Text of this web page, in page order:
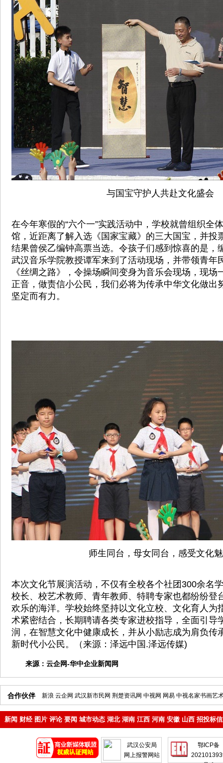
与国宝守护人共赴文化盛会
在今年寒假的“六个一”实践活动中，学校就曾组织全
馆，近距离了解入选《国家宝藏》的三大国宝，并投
结果曾侯乙编钟高票当选。令孩子们感到惊喜的是，
武汉音乐学院教授谭军来到了活动现场，并带领青年
《丝绸之路》，令操场瞬间变身为音乐会现场，现场
正音，做责信小公民，我们必将为传承中华文化做出
坚定而有力。
师生同台，母女同台，感受文化
本次文化节展演活动，不仅有全校各个社团300余名
校长、校艺术教师、青年教师、特聘专家也都纷纷登
欢乐的海洋。学校始终坚持以文化立校、文化育人为
术紧密结合，长期聘请各类专家进校指导，全面引导
润，在智慧文化中健康成长，并从小励志成为肩负传
新时代小公民。（来源：泽远中国.泽远传媒)
来源： 云企网-华中企业新闻网
合作伙伴 新浪 云企网 武汉新市民网 荆楚资讯网 中视网 网易 中视名家书画艺
新闻 财经 图片 评论 要闻 城市动态 湖北 湖南 江西 河南 安徽 山西 招投标
武汉公安局
网上报警网站
鄂ICP备